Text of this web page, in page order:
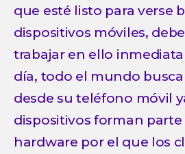
que esté listo para verse
dispositivos móviles,
trabajar en ello
día, todo el mundo
desde su teléfono móvil
dispositivos forman
hardware por el que los